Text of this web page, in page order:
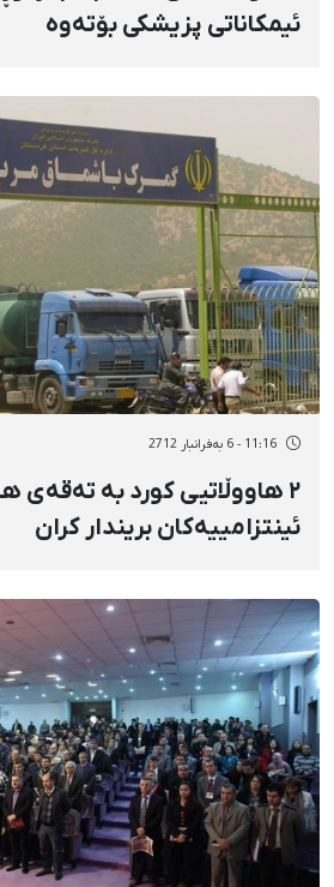
ئیمکاناتی پزیشکی بۆتەوە
11:16 - 6 بەفرانبار 2712
٢ هاووڵاتیی کورد بە تەقەی
ئینتزامییەکان بریندار کران